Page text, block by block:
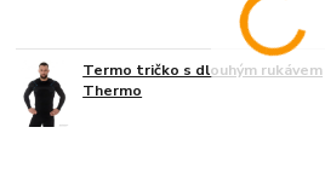
Termo tričko s dlouhým rukávem
Thermo